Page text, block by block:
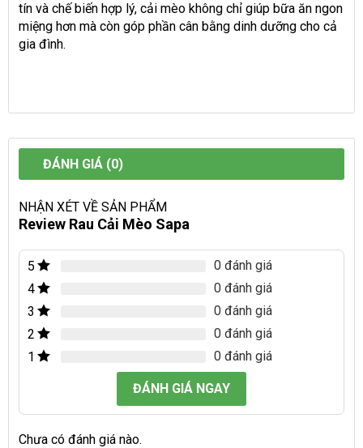
tín và chế biến hợp lý, cải mèo không chỉ giúp bữa ăn ngon
miệng hơn mà còn góp phần cân bằng dinh dưỡng cho cả
gia đình.
ĐÁNH GIÁ (0)
NHẬN XÉT VỀ SẢN PHẨM
Review Rau Cải Mèo Sapa
5
0 đánh giá
4
0 đánh giá
3
0 đánh giá
2
0 đánh giá
1
0 đánh giá
ĐÁNH GIÁ NGAY
Chưa có đánh giá nào.